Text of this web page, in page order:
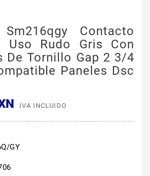
Contacto
Uso Rudo Gris Con
De Tornillo Gap 2 3/4
Paneles Dsc
IVA INCLUIDO
GY